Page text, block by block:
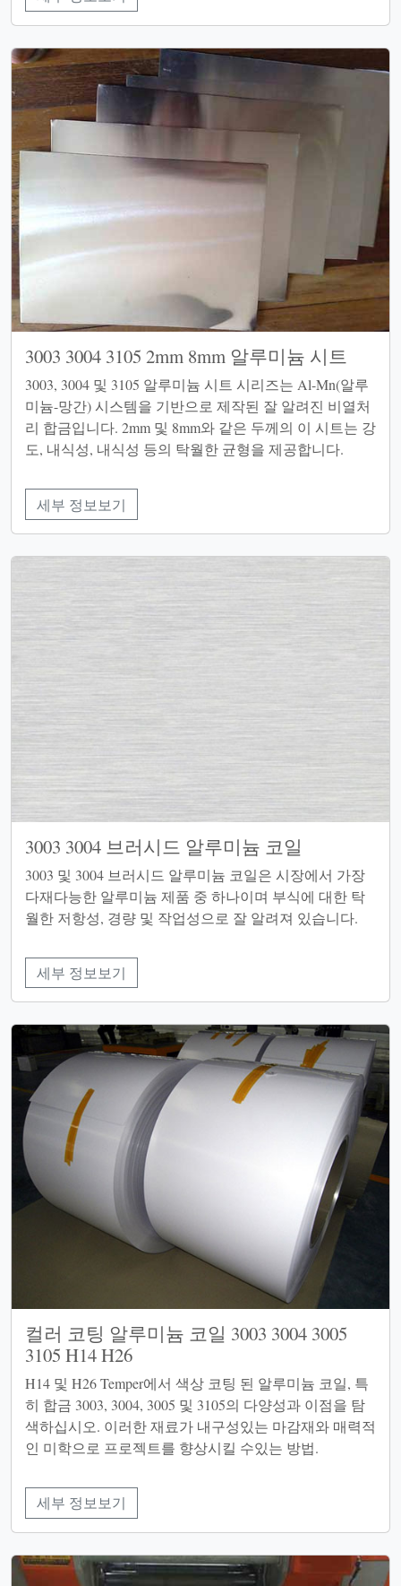
3003 3004 3105 2mm 8mm 알루미늄 시트
3003, 3004 및 3105 알루미늄 시트 시리즈는 Al-Mn(알루
미늄-망간) 시스템을 기반으로 제작된 잘 알려진 비열처
리 합금입니다. 2mm 및 8mm와 같은 두께의 이 시트는 강
도, 내식성, 내식성 등의 탁월한 균형을 제공합니다.
세부 정보보기
3003 3004 브러시드 알루미늄 코일
3003 및 3004 브러시드 알루미늄 코일은 시장에서 가장
다재다능한 알루미늄 제품 중 하나이며 부식에 대한 탁
월한 저항성, 경량 및 작업성으로 잘 알려져 있습니다.
세부 정보보기
컬러 코팅 알루미늄 코일 3003 3004 3005
3105 H14 H26
H14 및 H26 Temper에서 색상 코팅 된 알루미늄 코일, 특
히 합금 3003, 3004, 3005 및 3105의 다양성과 이점을 탐
색하십시오. 이러한 재료가 내구성있는 마감재와 매력적
인 미학으로 프로젝트를 향상시킬 수있는 방법.
세부 정보보기